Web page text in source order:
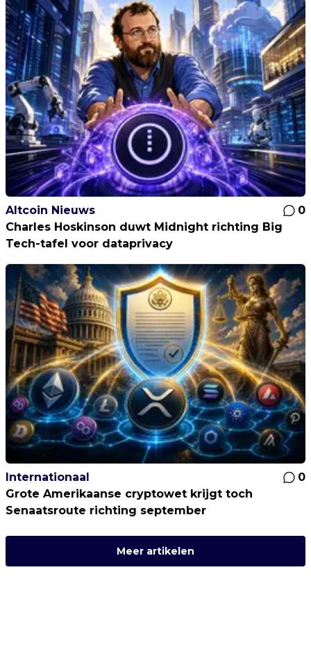
Altcoin Nieuws
0
Charles Hoskinson duwt Midnight richting Big
Tech-tafel voor dataprivacy
Internationaal
0
Grote Amerikaanse cryptowet krijgt toch
Senaatsroute richting september
Meer artikelen